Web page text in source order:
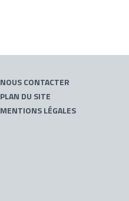
NOUS CONTACTER
PLAN DU SITE
MENTIONS LÉGALES